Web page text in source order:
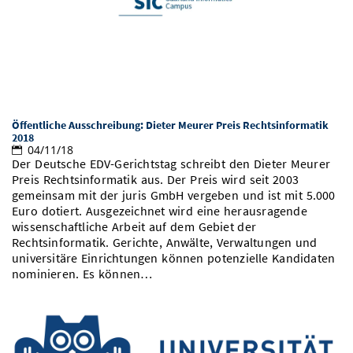
Öffentliche Ausschreibung: Dieter Meurer Preis Rechtsinformatik
2018
04/11/18
Der Deutsche EDV-Gerichtstag schreibt den Dieter Meurer
Preis Rechtsinformatik aus. Der Preis wird seit 2003
gemeinsam mit der juris GmbH vergeben und ist mit 5.000
Euro dotiert. Ausgezeichnet wird eine herausragende
wissenschaftliche Arbeit auf dem Gebiet der
Rechtsinformatik. Gerichte, Anwälte, Verwaltungen und
universitäre Einrichtungen können potenzielle Kandidaten
nominieren. Es können…